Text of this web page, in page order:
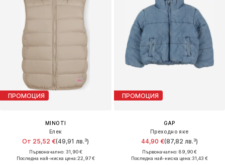
ПРОМОЦИЯ
MINOTI
Елек
От 25,52 €(49,91 лв.³)
Първоначално: 31,90 €
Последна най-ниска цена:22,97 €
ПРОМОЦИЯ
GAP
Преходно яке
44,90 €(87,82 лв.³)
Първоначално: 89,90 €
Последна най-ниска цена:31,43 €